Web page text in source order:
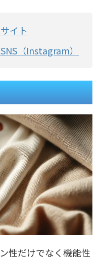
イト
（Instagram）
性だけでなく機能性